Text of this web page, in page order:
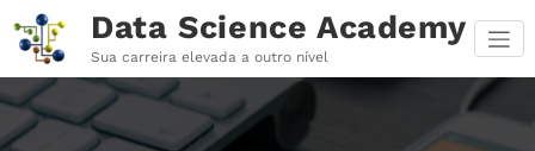
para
conteúdo
Data Science Academy
Sua carreira elevada a outro nível